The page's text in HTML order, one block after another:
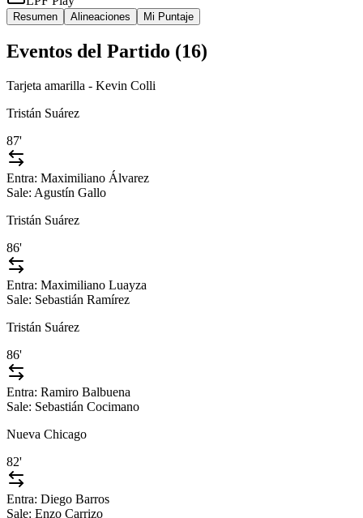
Resumen Alineaciones Mi Puntaje
Eventos del Partido (16)
Tarjeta amarilla - Kevin Colli
Tristán Suárez
87'
Entra: Maximiliano Álvarez
Sale: Agustín Gallo
Tristán Suárez
86'
Entra: Maximiliano Luayza
Sale: Sebastián Ramírez
Tristán Suárez
86'
Entra: Ramiro Balbuena
Sale: Sebastián Cocimano
Nueva Chicago
82'
Entra: Diego Barros
Sale: Enzo Carrizo